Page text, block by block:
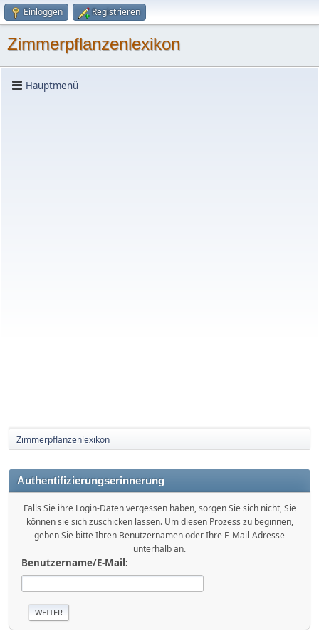
Einloggen Registrieren
Zimmerpflanzenlexikon
Hauptmenü
Zimmerpflanzenlexikon
Authentifizierungserinnerung
Falls Sie ihre Login-Daten vergessen haben, sorgen Sie sich nicht, Sie
können sie sich zuschicken lassen. Um diesen Prozess zu beginnen,
geben Sie bitte Ihren Benutzernamen oder Ihre E-Mail-Adresse
unterhalb an.
Benutzername/E-Mail: